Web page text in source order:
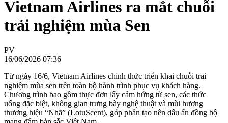
Vietnam Airlines ra mắt chuỗi
trải nghiệm mùa Sen
PV
16/06/2026 07:36
Từ ngày 16/6, Vietnam Airlines chính thức triển khai chuỗi trải
nghiệm mùa sen trên toàn bộ hành trình phục vụ khách hàng.
Chương trình bao gồm thực đơn lấy cảm hứng từ sen, các thức
uống đặc biệt, không gian trưng bày nghệ thuật và mùi hương
thương hiệu “Nhã” (LotuScent), góp phần tạo nên dấu ấn đồng bộ